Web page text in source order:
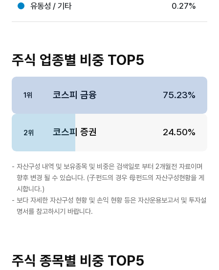
유동성 / 기타 0.27%
주식 업종별 비중 TOP5
1위 코스피 금융 75.23%
2위 코스피 증권 24.50%
자산구성 내역 및 보유종목 및 비중은 검색일로 부터 2개월전 자료이며
향후 변경 될 수 있습니다. (子펀드의 경우 母펀드의 자산구성현황을 게
시합니다.)
보다 자세한 자산구성 현황 및 손익 현황 등은 자산운용보고서 및 투자설
명서를 참고하시기 바랍니다.
주식 종목별 비중 TOP5